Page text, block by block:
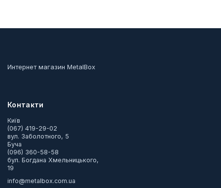
Интернет магазин MetalBox
Контакти
Київ
(067) 419-29-02
вул. Заболотного, 5
Буча
(096) 360-58-58
бул. Богдана Хмельницького,
19
info@metalbox.com.ua